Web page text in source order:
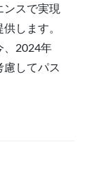
スで実現
します。
、2024年
してパス